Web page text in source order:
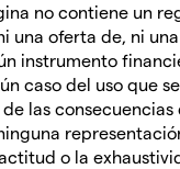
no contiene un
una oferta de, ni
instrumento
caso del uso que
las consecuencias
o la